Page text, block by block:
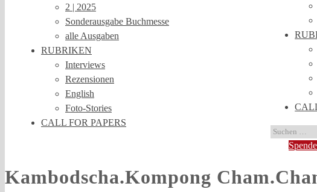
2 | 2025
Sonderausgabe Buchmesse
alle Ausgaben
RUBRIKEN
Interviews
Rezensionen
English
Foto-Stories
CALL FOR PAPERS
Kambodscha.Kompong